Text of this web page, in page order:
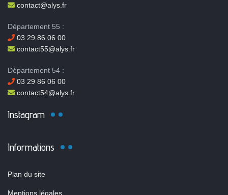
contact@alys.fr
Département 55 :
03 29 86 06 00
contact55@alys.fr
Département 54 :
03 29 86 06 00
contact54@alys.fr
Instagram
Informations
Plan du site
Mentions légales